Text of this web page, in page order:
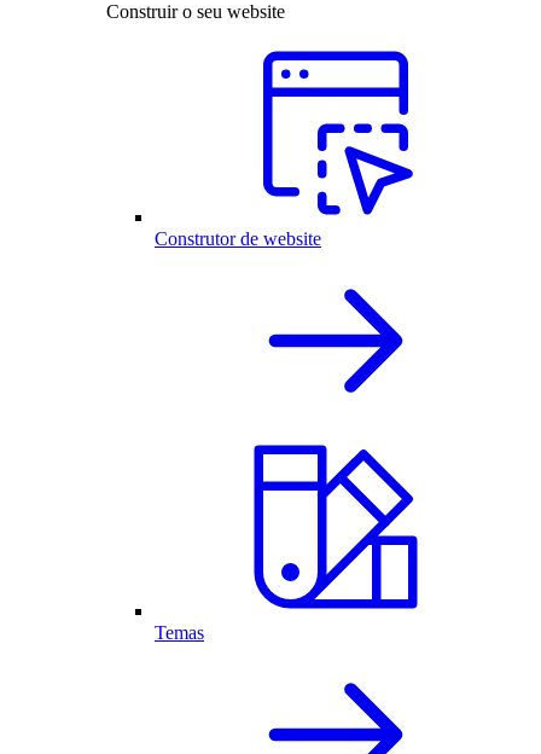
Construir o seu website
Construtor de website
Temas